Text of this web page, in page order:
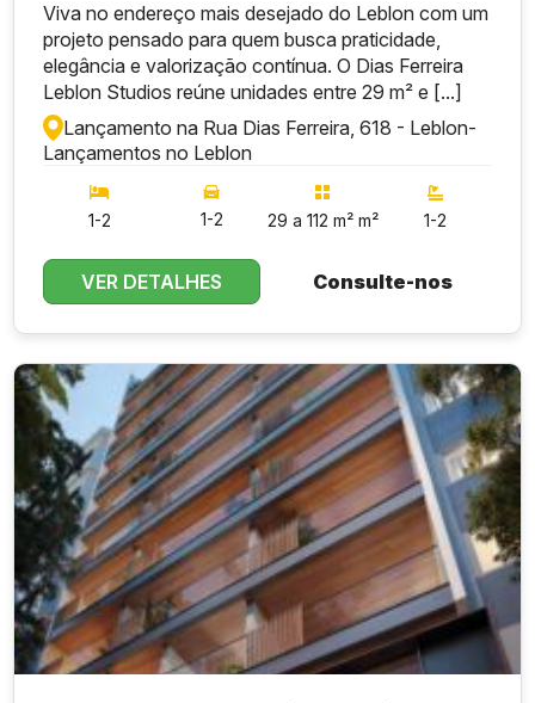
Viva no endereço mais desejado do Leblon com um
projeto pensado para quem busca praticidade,
elegância e valorização contínua. O Dias Ferreira
Leblon Studios reúne unidades entre 29 m² e [...]
Lançamento na Rua Dias Ferreira, 618 - Leblon-
Lançamentos no Leblon
1-2 1-2 29 a 112 m² m² 1-2
VER DETALHES Consulte-nos